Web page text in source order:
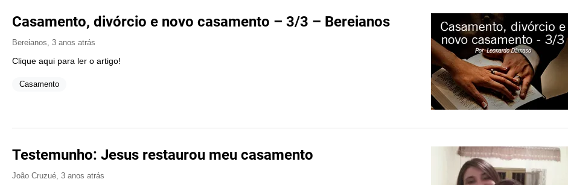
Casamento, divórcio e novo casamento – 3/3 – Bereianos
Bereianos 3 anos atrás
Clique aqui para ler o artigo!
Casamento
Testemunho: Jesus restaurou meu casamento
João Cruzué 3 anos atrás